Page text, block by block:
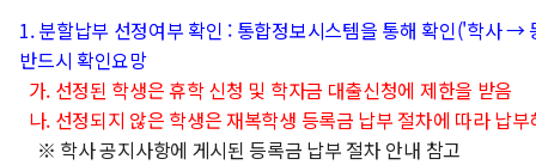
1. 분할납부 선정여부 확인 : 통합정보시스템을 통해 확인('학사 →
반드시 확인요망
가. 선정된 학생은 휴학 신청 및 학자금 대출신청에 제한을 받음
나. 선정되지 않은 학생은 재복학생 등록금 납부 절차에 따라 납
※ 학사 공지사항에 게시된 등록금 납부 절차 안내 참고